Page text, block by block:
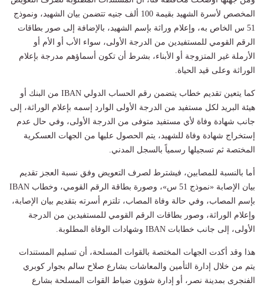
المخصص لأسرة الشهيد بقيمة 100 ألف جنيه تتضمن بيان الشهيد، ونموذج
51 س الخاص به، وإعلام وراثة بإسم الشهيد، بالإضافة إلى صور بطاقات
الرقم القومي للمستفيدين من الدرجة الأولى، سواء الأب أو الأم أو
الأرملة غير المتزوجة أو الأبناء، بشرط أن تكون أسماؤهم مدرجة بإعلام
الوراثة وعلى قيد الحياة.
كما يتعين تقديم خطاب يتضمن رقم الحساب الدولي IBAN من البنك أو
هيئة البريد لكل مستفيد من الدرجة الأولى الوارد إسمه بإعلام الوراثة، إلى
جانب شهادة وفاة لأي مستفيد متوفى من الدرجة الأولى، وفي حال عدم
إستخراج شهادة وفاة للشهيد، يتم الحصول عليها من الجهات العسكرية
المختصة ثم تسجيلها رسمياً بالسجل المدني.
أما بالنسبة للمصابين، فيشترط لصرف التعويض وفق نسبة العجز تقديم
بيان الإصابة «نموذج 51 س»، وصورة بطاقة الرقم القومي، وخطاب IBAN
بإسم المصاب، وفي حالة وفاة المصاب، تلتزم أسرته بتقديم بيان الإصابة،
وإعلام الوراثة، وصور بطاقات الرقم القومي للمستفيدين من الدرجة
الأولى، إلى جانب خطابات IBAN وشهادات الوفاة المطلوبة.
هذا وقد أكدت الجهات المختصة بالقوات المسلحة، أن تسليم المستندات
يتم من خلال إدارة التأمين والمعاشات بشارع صلاح سالم بجوار كوبري
الفنجرى بمدينة نصر، أو إدارة شؤون ضباط القوات المسلحة بشارع